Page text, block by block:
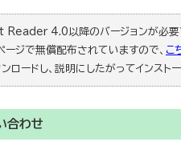
Reader 4.0以降のバージョンが必
ジで無償配布されていますので、 こ
ロードし、説明にしたがってインスト
合わせ